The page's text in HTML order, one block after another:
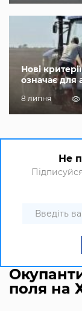
Нові
означає для
8 липня
Не
поля на